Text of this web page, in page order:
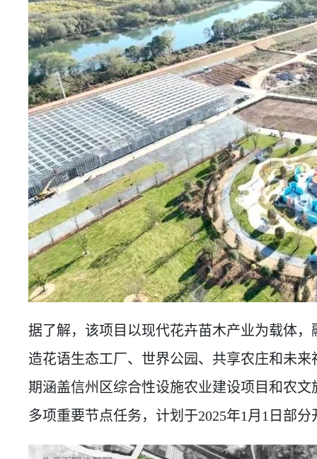
据了解，该项目以现代花卉苗木产业为载体
造花语生态工厂、世界公园、共享农庄和未
期涵盖信州区综合性设施农业建设项目和农
多项重要节点任务，计划于2025年1月1日部分